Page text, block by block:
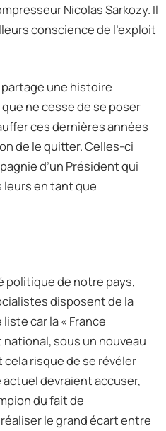
Nicolas Sarkozy. Il
conscience de l’exploit
partage une histoire
ne cesse de se poser
ces dernières années
de le quitter. Celles-ci
d’un Président qui
leurs en tant que
politique de notre pays,
disposent de la
car la « France
sous un nouveau
risque de se révéler
devraient accuser,
du fait de
le grand écart entre